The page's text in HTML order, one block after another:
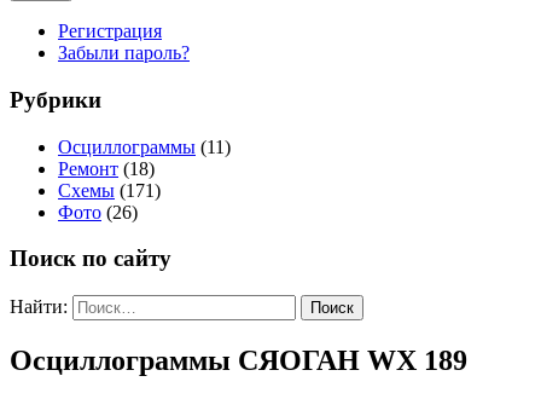
Регистрация
Забыли пароль?
Рубрики
Осциллограммы (11)
Ремонт (18)
Схемы (171)
Фото (26)
Поиск по сайту
Найти:
Осциллограммы СЯОГАН WX 189